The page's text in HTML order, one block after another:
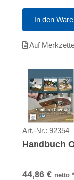
In den
Auf
Art.-Nr.: 92354
Handbuch
44,86 € netto